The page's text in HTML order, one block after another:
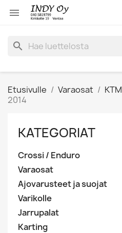

search
Etusivulle Varaosat KTM
2014
KATEGORIAT
Crossi / Enduro
Varaosat
Ajovarusteet ja suojat
Varikolle
Jarrupalat
Karting